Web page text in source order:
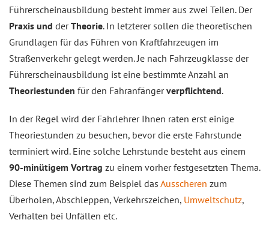
Führerscheinausbildung besteht immer aus zwei Teilen. Der
Praxis und derTheorie. In letzterer sollen die theoretischen
Grundlagen für das Führen von Kraftfahrzeugen im
Straßenverkehr gelegt werden. Je nach Fahrzeugklasse der
Führerscheinausbildung ist eine bestimmte Anzahl an
Theoriestunden für den Fahranfängerverpflichtend.
In der Regel wird der Fahrlehrer Ihnen raten erst einige
Theoriestunden zu besuchen, bevor die erste Fahrstunde
terminiert wird. Eine solche Lehrstunde besteht aus einem
90-minütigem Vortrag zu einem vorher festgesetzten Thema.
Diese Themen sind zum Beispiel das Ausscheren zum
Überholen, Abschleppen, Verkehrszeichen, Umweltschutz,
Verhalten bei Unfällen etc.